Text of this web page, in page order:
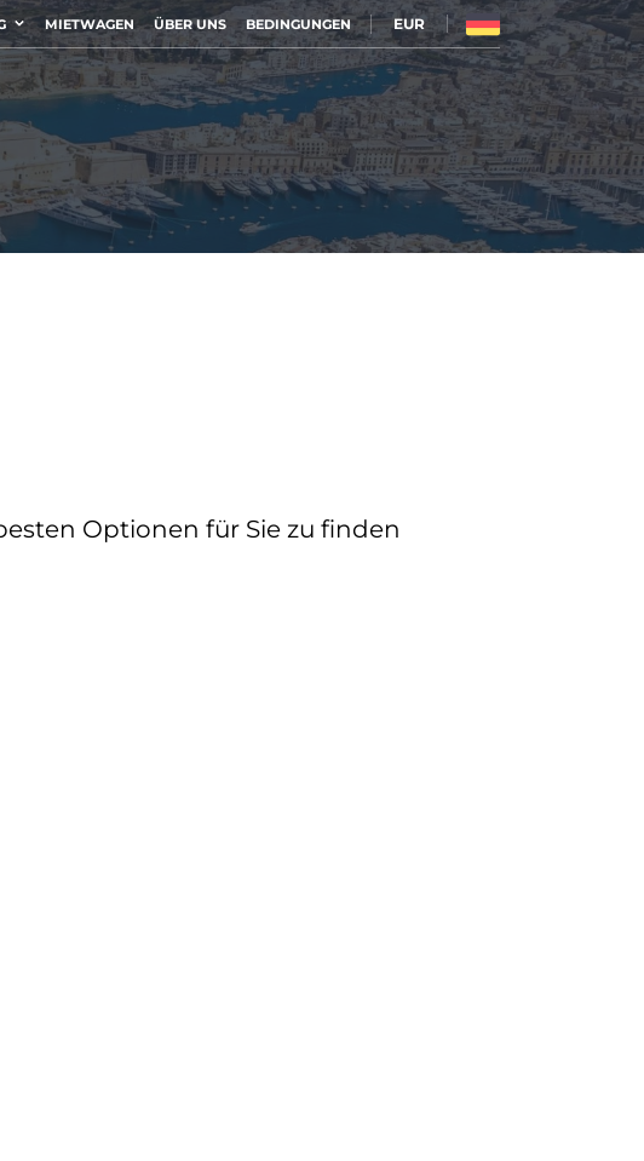
MIETWAGEN ÜBER UNS BEDINGUNGEN EUR
Optionen für Sie zu finden